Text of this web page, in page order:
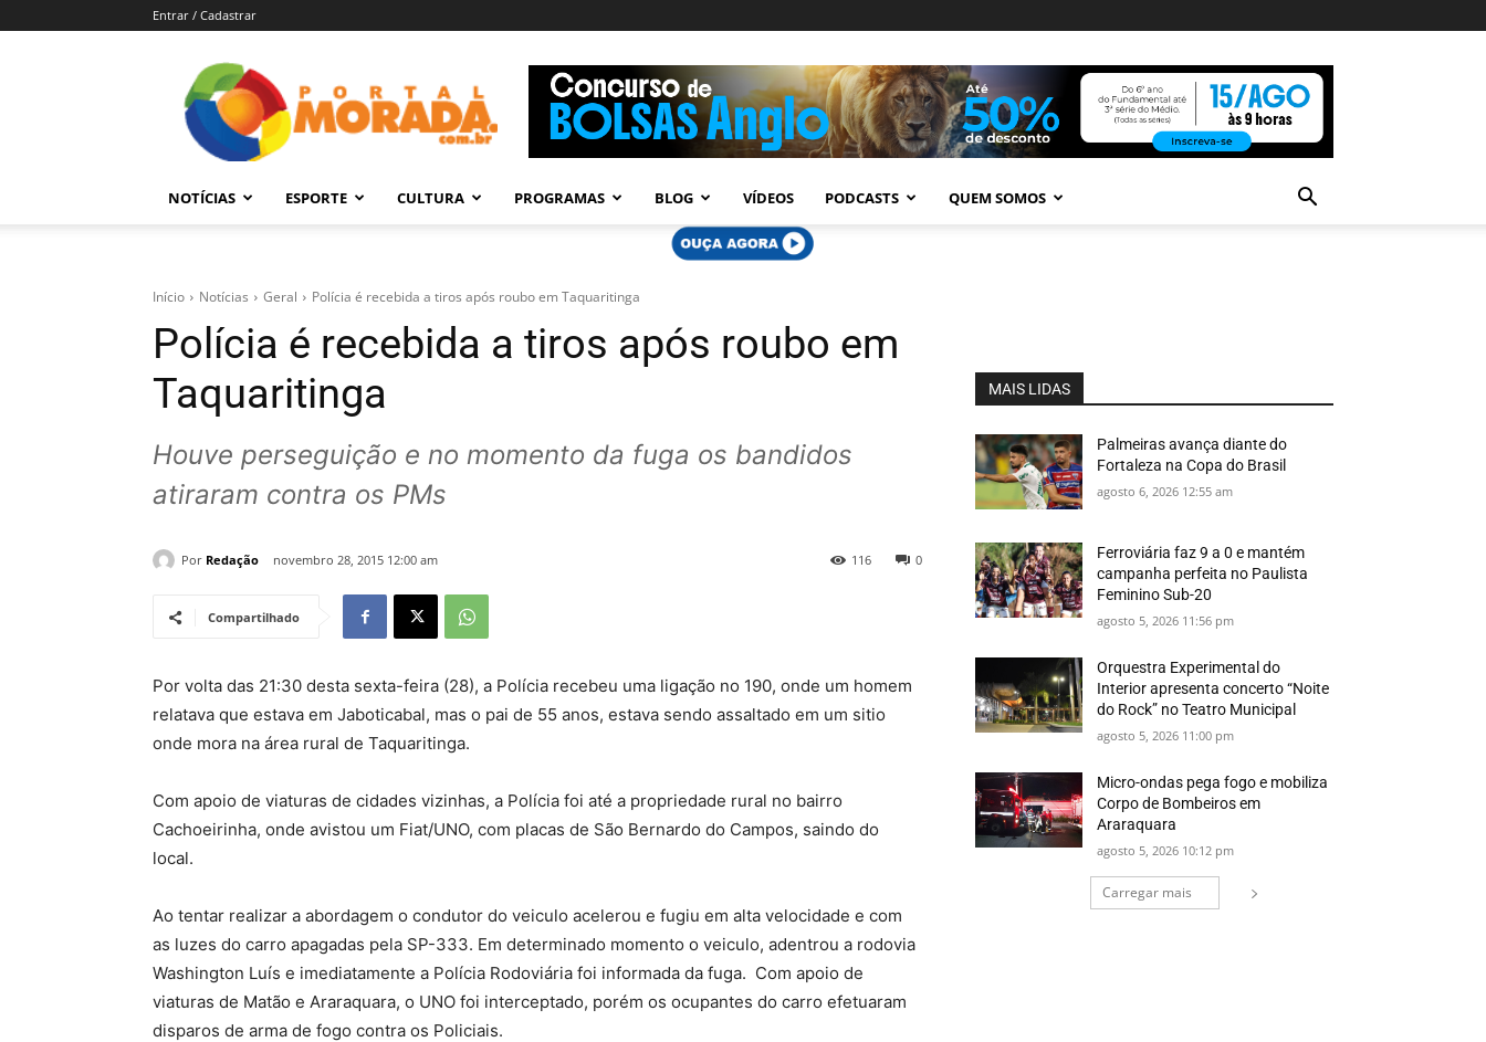
Entrar / Cadastrar
Morada
–
Araraquara
NOTÍCIAS ESPORTE CULTURA PROGRAMAS BLOG VÍDEOS PODCASTS QUEM SOMOS
Início Notícias Geral Polícia é recebida a tiros após roubo em Taquaritinga
Polícia é recebida a tiros após roubo em
Taquaritinga
Houve perseguição e no momento da fuga os bandidos
atiraram contra os PMs
Por Redação novembro 28, 2015 12:00 am 0
116
Compartilhado
Por volta das 21:30 desta sexta-feira (28), a Polícia recebeu uma ligação no 190, onde um homem
relatava que estava em Jaboticabal, mas o pai de 55 anos, estava sendo assaltado em um sitio
onde mora na área rural de Taquaritinga.
Com apoio de viaturas de cidades vizinhas, a Polícia foi até a propriedade rural no bairro
Cachoeirinha, onde avistou um Fiat/UNO, com placas de São Bernardo do Campos, saindo do
local.
Ao tentar realizar a abordagem o condutor do veiculo acelerou e fugiu em alta velocidade e com
as luzes do carro apagadas pela SP-333. Em determinado momento o veiculo, adentrou a rodovia
Washington Luís e imediatamente a Polícia Rodoviária foi informada da fuga. Com apoio de
viaturas de Matão e Araraquara, o UNO foi interceptado, porém os ocupantes do carro efetuaram
disparos de arma de fogo contra os Policiais.
MAIS LIDAS
Palmeiras avança diante do
Fortaleza na Copa do Brasil
agosto 6, 2026 12:55 am
Ferroviária faz 9 a 0 e mantém
campanha perfeita no Paulista
Feminino Sub-20
agosto 5, 2026 11:56 pm
Orquestra Experimental do
Interior apresenta concerto “Noite
do Rock” no Teatro Municipal
agosto 5, 2026 11:00 pm
Micro-ondas pega fogo e mobiliza
Corpo de Bombeiros em
Araraquara
agosto 5, 2026 10:12 pm
Carregar mais